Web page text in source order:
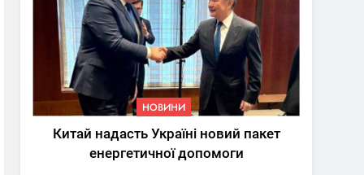
НОВИНИ
Китай надасть Україні новий пакет
енергетичної допомоги
5
Трамп вимагає від
Зеленського активних
кроків у мирному
процесі
НОВИНИ
6
КМДА заявила про
параліч